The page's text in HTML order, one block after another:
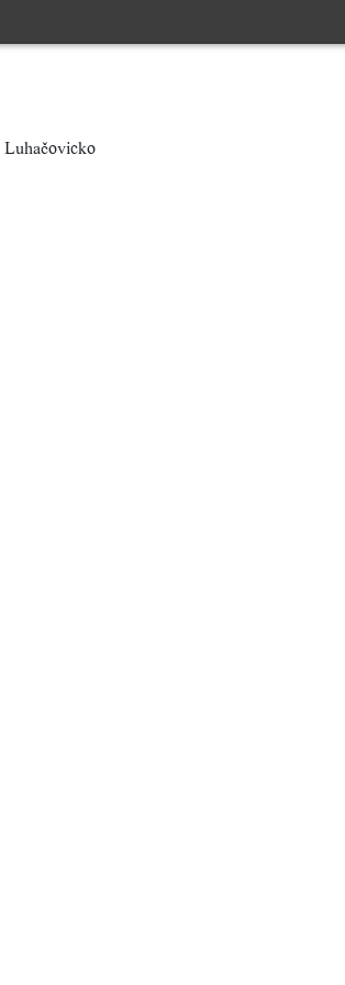
Luhačovicko